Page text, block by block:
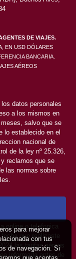
DE VIAJES.
EN USD DÓLARES
BANCARIA.
AÉREOS
datos personales
a los mismos en
salvo que se
lo establecido en el
nacional de
de la ley nº 25.326,
reclamos que se
las normas sobre
online o telefonica
que realizaste
las tarifas aéreas
informada antes de
para mejorar
con tus
de navegación. Si